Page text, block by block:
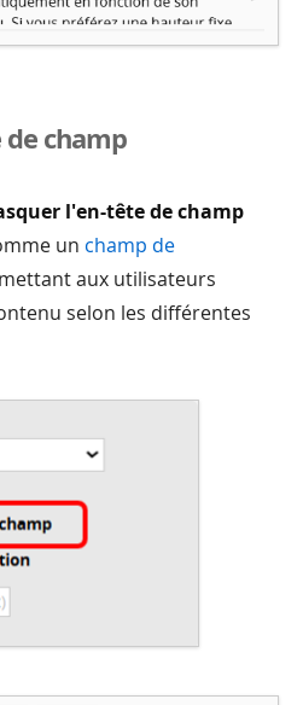
champ
l'en-tête de champ
un champ de
aux utilisateurs
selon les différentes